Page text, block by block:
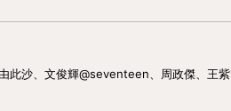
此沙、文俊輝@seventeen、周政傑、王紫